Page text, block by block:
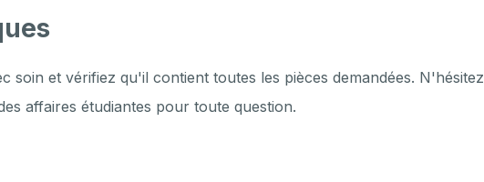
soin et vérifiez qu'il contient toutes les pièces demandées. N'hésitez
affaires étudiantes pour toute question.